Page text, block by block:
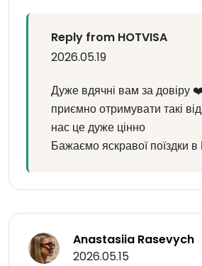
Reply from HOTVISA
2026.05.19
Дуже вдячні вам за довіру
приємно отримувати такі
нас це дуже цінно
Бажаємо яскравої поїздки
Anastasiia Rasevych
2026.05.15